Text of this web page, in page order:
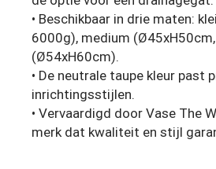
• Beschikbaar in drie maten:
6000g), medium
(Ø54xH60cm).
• De neutrale taupe kleur past
inrichtingsstijlen.
• Vervaardigd door Vase The
merk dat kwaliteit en stijl